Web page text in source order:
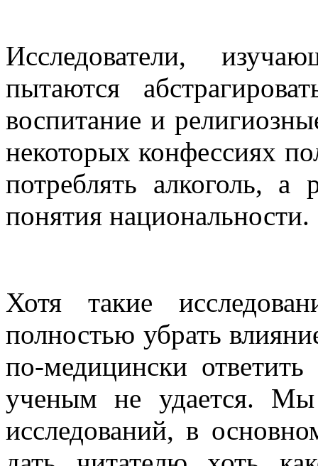
Исследователи,
пытаются
воспитание и
некоторых конфессиях
потреблять алкоголь,
понятия национальности.
Хотя такие
полностью убрать
по-медицински
ученым не удается. Мы
исследований, в